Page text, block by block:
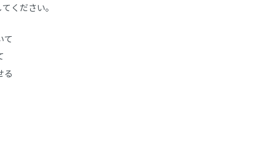
ください。
て
る